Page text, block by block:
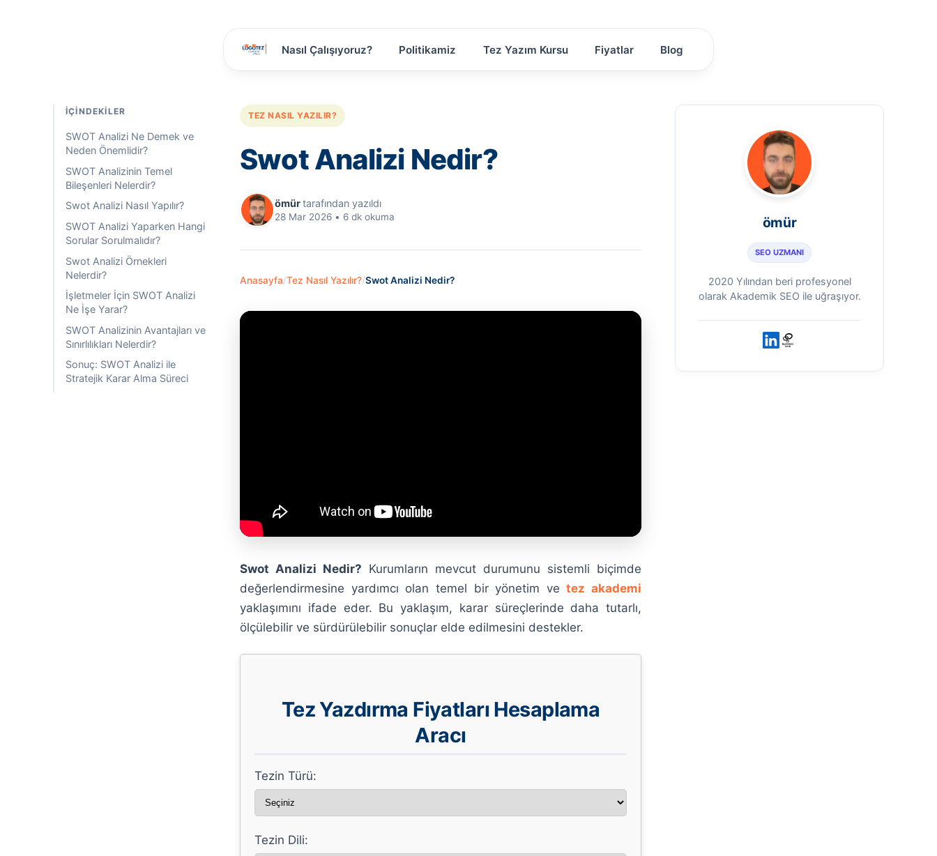
Nasıl Çalışıyoruz? Politikamiz Tez Yazım Kursu Fiyatlar Blog
İÇINDEKILER
SWOT Analizi Ne Demek ve
Neden Önemlidir?
SWOT Analizinin Temel
Bileşenleri Nelerdir?
Swot Analizi Nasıl Yapılır?
SWOT Analizi Yaparken Hangi
Sorular Sorulmalıdır?
Swot Analizi Örnekleri
Nelerdir?
İşletmeler İçin SWOT Analizi
Ne İşe Yarar?
SWOT Analizinin Avantajları ve
Sınırlılıkları Nelerdir?
Sonuç: SWOT Analizi ile
Stratejik Karar Alma Süreci
TEZ NASIL YAZILIR?
Swot Analizi Nedir?
ömürtarafından yazıldı
28 Mar 2026 • 6 dk okuma
Anasayfa/Tez Nasıl Yazılır?/Swot Analizi Nedir?
Swot Analizi Nedir? Kurumların mevcut durumunu sistemli biçimde
değerlendirmesine yardımcı olan temel bir yönetim vetez akademi
yaklaşımını ifade eder. Bu yaklaşım, karar süreçlerinde daha tutarlı,
ölçülebilir ve sürdürülebilir sonuçlar elde edilmesini destekler.
Tez Yazdırma Fiyatları Hesaplama
Aracı
Tezin Türü:
Tezin Dili:
ömür
SEO UZMANI
2020 Yılından beri profesyonel
olarak Akademik SEO ile uğraşıyor.